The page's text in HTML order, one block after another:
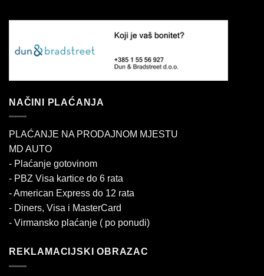
NAČINI PLAĆANJA
PLAĆANJE NA PRODAJNOM MJESTU
MD AUTO
- Plaćanje gotovinom
- PBZ Visa kartice do 6 rata
- American Express do 12 rata
- Diners, Visa i MasterCard
- Virmansko plaćanje ( po ponudi)
REKLAMACIJSKI OBRAZAC